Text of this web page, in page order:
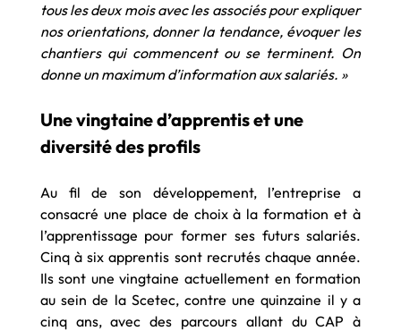
tous les deux mois avec les associés pour expliquer
nos orientations, donner la tendance, évoquer les
chantiers qui commencent ou se terminent. On
donne un maximum d’information aux salariés. »
Une vingtaine d’apprentis et une
diversité des profils
Au fil de son développement, l’entreprise a
consacré une place de choix à la formation et à
l’apprentissage pour former ses futurs salariés.
Cinq à six apprentis sont recrutés chaque année.
Ils sont une vingtaine actuellement en formation
au sein de la Scetec, contre une quinzaine il y a
cinq ans, avec des parcours allant du CAP à